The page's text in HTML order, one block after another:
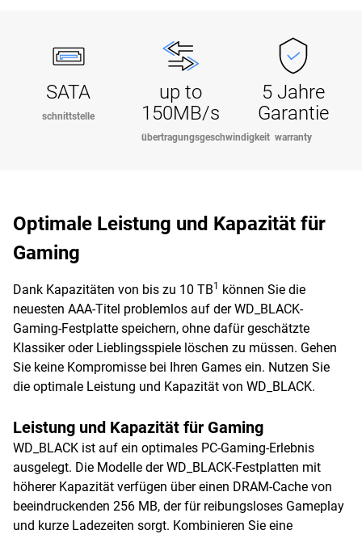
SATA
schnittstelle
up to
150MB/s
übertragungsgeschwindigkeit
5 Jahre
Garantie
warranty
Optimale Leistung und Kapazität für
Gaming
Dank Kapazitäten von bis zu 10 TB1
können Sie die
neuesten AAA-Titel problemlos auf der WD_BLACK-
Gaming-Festplatte speichern, ohne dafür geschätzte
Klassiker oder Lieblingsspiele löschen zu müssen. Gehen
Sie keine Kompromisse bei Ihren Games ein. Nutzen Sie
die optimale Leistung und Kapazität von WD_BLACK.
Leistung und Kapazität für Gaming
WD_BLACK ist auf ein optimales PC-Gaming-Erlebnis
ausgelegt. Die Modelle der WD_BLACK-Festplatten mit
höherer Kapazität verfügen über einen DRAM-Cache von
beeindruckenden 256 MB, der für reibungsloses Gameplay
und kurze Ladezeiten sorgt. Kombinieren Sie eine